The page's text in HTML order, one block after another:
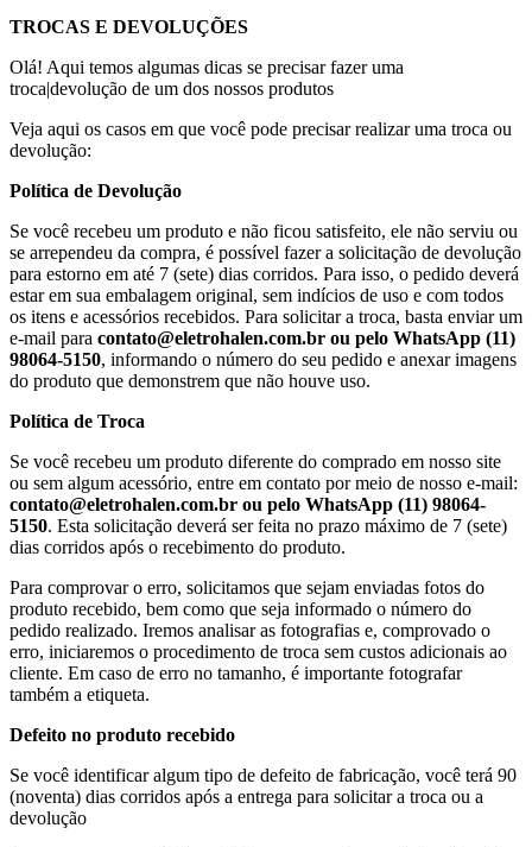
TROCAS E DEVOLUÇÕES
Olá! Aqui temos algumas dicas se precisar fazer uma
troca|devolução de um dos nossos produtos
Veja aqui os casos em que você pode precisar realizar uma troca ou
devolução:
Política de Devolução
Se você recebeu um produto e não ficou satisfeito, ele não serviu ou
se arrependeu da compra, é possível fazer a solicitação de devolução
para estorno em até 7 (sete) dias corridos. Para isso, o pedido deverá
estar em sua embalagem original, sem indícios de uso e com todos
os itens e acessórios recebidos. Para solicitar a troca, basta enviar um
e-mail para contato@eletrohalen.com.br ou pelo WhatsApp (11)
98064-5150, informando o número do seu pedido e anexar imagens
do produto que demonstrem que não houve uso.
Política de Troca
Se você recebeu um produto diferente do comprado em nosso site
ou sem algum acessório, entre em contato por meio de nosso e-mail:
contato@eletrohalen.com.br ou pelo WhatsApp (11) 98064-
5150. Esta solicitação deverá ser feita no prazo máximo de 7 (sete)
dias corridos após o recebimento do produto.
Para comprovar o erro, solicitamos que sejam enviadas fotos do
produto recebido, bem como que seja informado o número do
pedido realizado. Iremos analisar as fotografias e, comprovado o
erro, iniciaremos o procedimento de troca sem custos adicionais ao
cliente. Em caso de erro no tamanho, é importante fotografar
também a etiqueta.
Defeito no produto recebido
Se você identificar algum tipo de defeito de fabricação, você terá 90
(noventa) dias corridos após a entrega para solicitar a troca ou a
devolução